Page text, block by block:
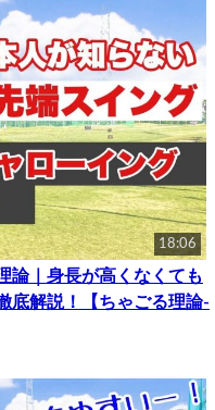
18:06
論｜身長が高くなくても
底解説！【ちゃごる理論-